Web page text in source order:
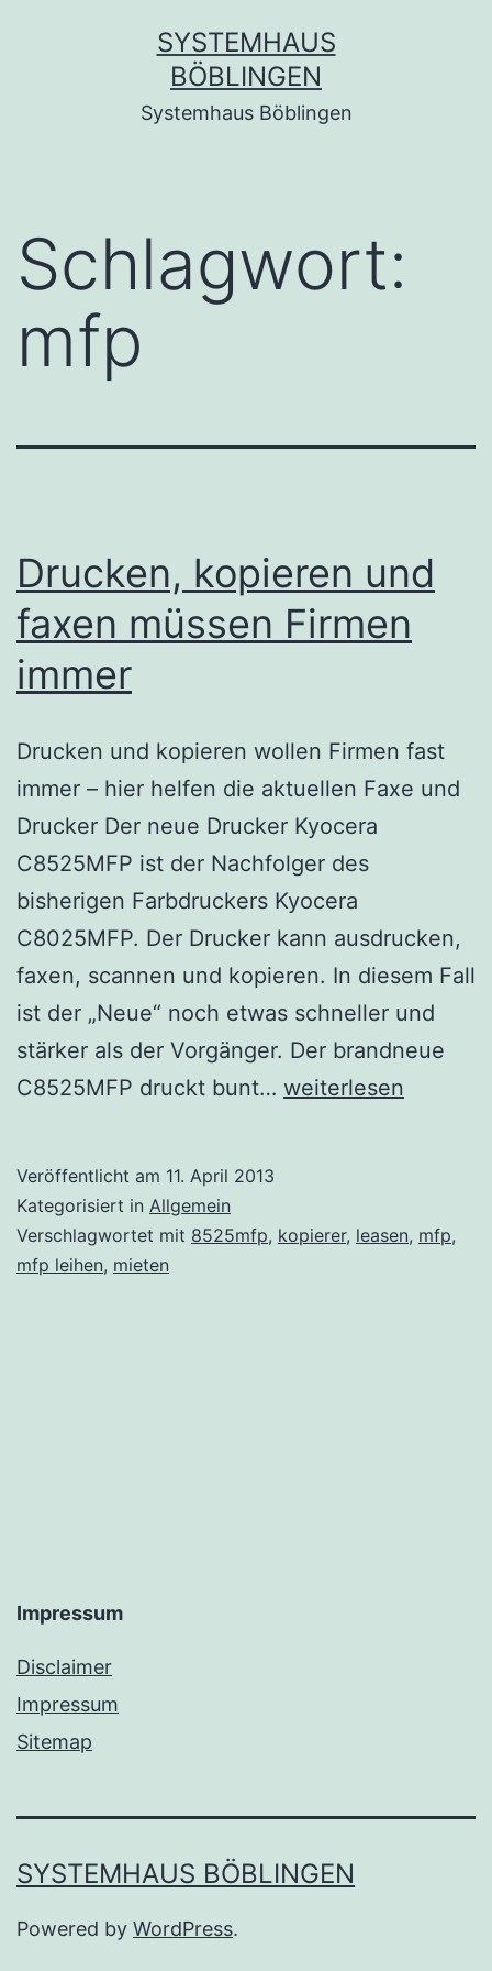
SYSTEMHAUS
BÖBLINGEN
Systemhaus Böblingen
Schlagwort:
mfp
Drucken, kopieren und
faxen müssen Firmen
immer
Drucken und kopieren wollen Firmen fast
immer – hier helfen die aktuellen Faxe und
Drucker Der neue Drucker Kyocera
C8525MFP ist der Nachfolger des
bisherigen Farbdruckers Kyocera
C8025MFP. Der Drucker kann ausdrucken,
faxen, scannen und kopieren. In diesem Fall
ist der „Neue“ noch etwas schneller und
stärker als der Vorgänger. Der brandneue
C8525MFP druckt bunt… Drucken,
müssen
weiterlesen
Veröffentlicht am 11. April 2013
Kategorisiert in Allgemein
Verschlagwortet mit 8525mfp, kopierer, leasen, mfp,
mfp leihen, mieten
Impressum
Disclaimer
Impressum
Sitemap
SYSTEMHAUS BÖBLINGEN
Powered by WordPress.